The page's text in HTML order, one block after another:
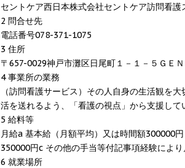
セントケア西日本株式会社セントケア訪問看護
2 問合せ先
電話番号078-371-1075
3 住所
〒657-0029神戸市灘区日尾町１－１－５ＧＥ
4 事業所の業務
（訪問看護サービス）その人自身の生活観を
活を送れるよう、「看護の視点」から支援して
5 給料等
月給a 基本給（月額平均）又は時間額300000
350000円c その他の手当等付記事項経験によ
6 就業場所